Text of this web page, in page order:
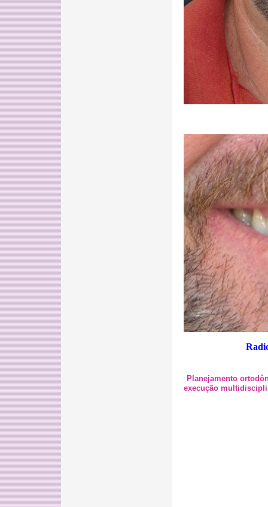
Planejamento
execução